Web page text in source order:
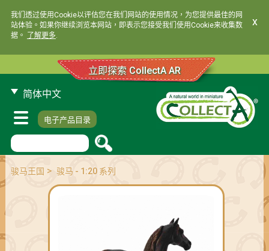
我们透过使用Cookie以评估您在我们网站的使用情况，为您提供最佳的网
站体验。如果你继续浏览本网站，即表示您接受我们使用Cookie来收集数
据。
了解更多.
x
立即探索 CollectA AR
简体中文
电子产品目录
骏马王国 > 骏马 - 1:20 系列